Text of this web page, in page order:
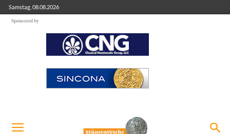
Samstag, 08.08.2026
Sponsored by